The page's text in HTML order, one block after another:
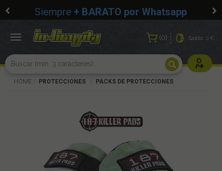
Siempre + BARATO por Whatsapp
0 Saldo:0 €
Usuarios
Toggle
HOME PROTECCIONES PACKS DE PROTECCIONES